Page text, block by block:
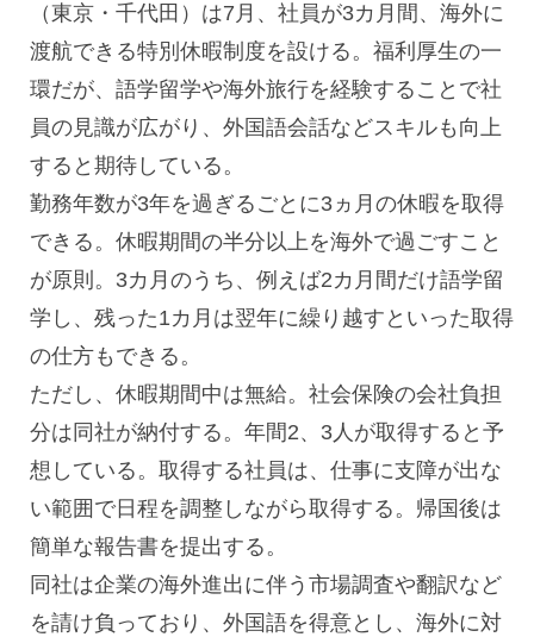
（東京・千代田）は7月、社員が3カ月間、海外に
渡航できる特別休暇制度を設ける。福利厚生の一
環だが、語学留学や海外旅行を経験することで社
員の見識が広がり、外国語会話などスキルも向上
すると期待している。
勤務年数が3年を過ぎるごとに3ヵ月の休暇を取得
できる。休暇期間の半分以上を海外で過ごすこと
が原則。3カ月のうち、例えば2カ月間だけ語学留
学し、残った1カ月は翌年に繰り越すといった取得
の仕方もできる。
ただし、休暇期間中は無給。社会保険の会社負担
分は同社が納付する。年間2、3人が取得すると予
想している。取得する社員は、仕事に支障が出な
い範囲で日程を調整しながら取得する。帰国後は
簡単な報告書を提出する。
同社は企業の海外進出に伴う市場調査や翻訳など
を請け負っており、外国語を得意とし、海外に対